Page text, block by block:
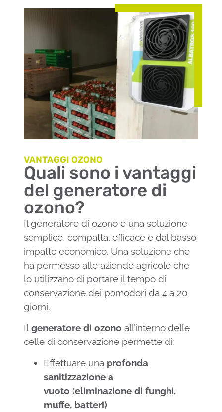
VANTAGGI OZONO
Quali sono i vantaggi
del generatore di
ozono?
Il generatore di ozono è una soluzione
semplice, compatta, efficace e dal basso
impatto economico. Una soluzione che
ha permesso alle aziende agricole che
lo utilizzano di portare il tempo di
conservazione dei pomodori da 4 a 20
giorni.
Il generatore di ozono all’interno delle
celle di conservazione permette di:
Effettuare una profonda
sanitizzazione a
vuoto (eliminazione di funghi,
muffe, batteri)